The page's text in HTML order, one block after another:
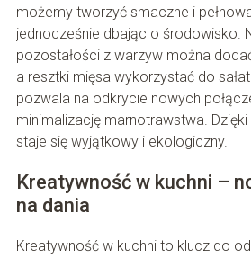
możemy tworzyć smaczne i
jednocześnie dbając o środowisko.
pozostałości z warzyw można
a resztki mięsa wykorzystać do
pozwala na odkrycie nowych
minimalizację marnotrawstwa.
staje się wyjątkowy i ekologiczny.
Kreatywność w kuchni –
na dania
Kreatywność w kuchni to klucz do